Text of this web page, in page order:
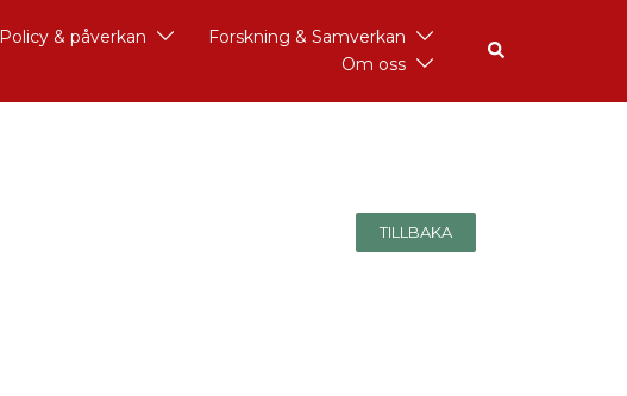
Policy & påverkan
Forskning & Samverkan
Om oss
TILLBAKA